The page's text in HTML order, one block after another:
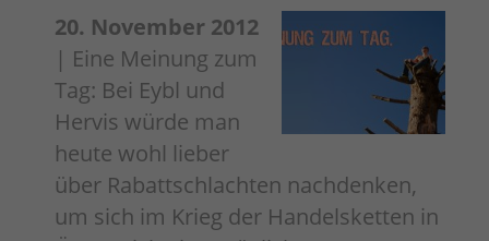
20. November 2012
| Eine Meinung zum
Tag: Bei Eybl und
Hervis würde man
heute wohl lieber
über Rabattschlachten nachdenken,
um sich im Krieg der Handelsketten in